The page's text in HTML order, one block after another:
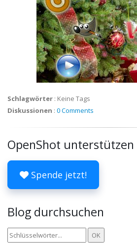
Schlagwörter : Keine Tags
Diskussionen : 0 Comments
OpenShot unterstützen
Spende jetzt!
Blog durchsuchen